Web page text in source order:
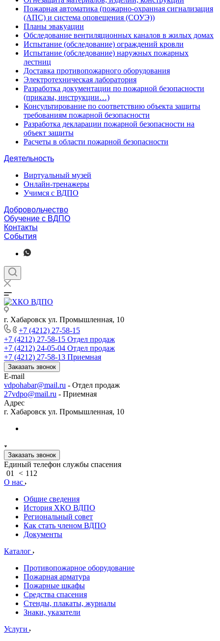
Пожарная автоматика (пожарно-охранная сигнализация
(АПС) и система оповещения (СОУЭ))
Планы эвакуации
Обследование вентиляционных каналов в жилых домах
Испытание (обследование) ограждений кровли
Испытание (обследование) наружных пожарных
лестниц
Доставка противопожарного оборудования
Электротехническая лаборатория
Разработка документации по пожарной безопасности
(приказы, инструкции…)
Консультирование по соответствию объекта защиты
требованиям пожарной безопасности
Разработка декларации пожарной безопасности на
объект защиты
Расчеты в области пожарной безопасности
Деятельность
Виртуальный музей
Онлайн-тренажеры
Учимся с ВДПО
Добровольчество
Обучение с ВДПО
Контакты
События
г. Хабаровск ул. Промышленная, 10
+7 (4212) 27-58-15
+7 (4212) 27-58-15 Отдел продаж
+7 (4212) 24-05-04 Отдел продаж
+7 (4212) 27-58-13 Приемная
Заказать звонок
E-mail
vdpohabar@mail.ru - Отдел продаж
27vdpo@mail.ru - Приемная
Адрес
г. Хабаровск ул. Промышленная, 10
Заказать звонок
Единый телефон службы спасения
01
< 112
О нас
Общие сведения
История ХКО ВДПО
Региональный совет
Как стать членом ВДПО
Документы
Каталог
Противопожарное оборудование
Пожарная арматура
Пожарные шкафы
Средства спасения
Стенды, плакаты, журналы
Знаки, указатели
Услуги